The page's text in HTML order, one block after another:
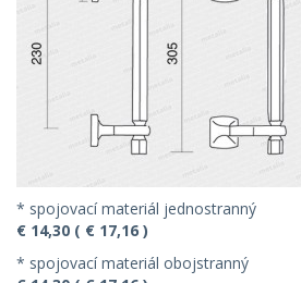
* spojovací materiál jednostranný
€ 14,30 ( € 17,16 )
* spojovací materiál obojstranný